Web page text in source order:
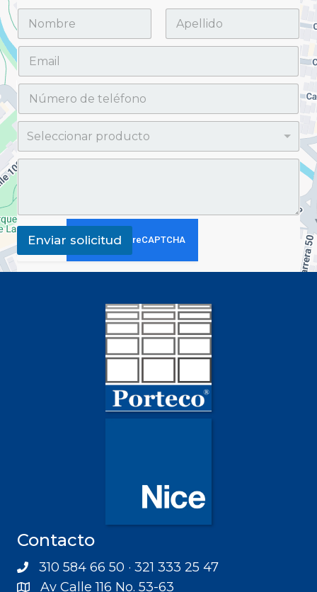
Enviar solicitud
Contacto
310 584 66 50 · 321 333 25 47
Av Calle 116 No. 53-63